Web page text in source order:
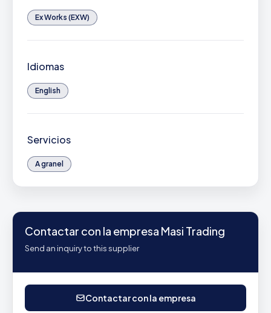
Ex Works (EXW)
Idiomas
English
Servicios
A granel
Contactar con la empresa Masi Trading
Send an inquiry to this supplier
Contactar con la empresa